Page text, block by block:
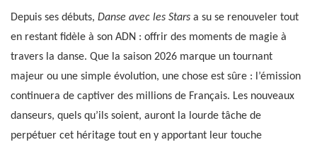
Depuis ses débuts, Danse avec les Stars a su se renouveler tout
en restant fidèle à son ADN : offrir des moments de magie à
travers la danse. Que la saison 2026 marque un tournant
majeur ou une simple évolution, une chose est sûre : l’émission
continuera de captiver des millions de Français. Les nouveaux
danseurs, quels qu’ils soient, auront la lourde tâche de
perpétuer cet héritage tout en y apportant leur touche